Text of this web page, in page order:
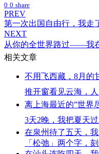
0 0 share
PREV
第一次出国自由行，我走
NEXT
从你的全世界路过——我
相关文章
不用飞西藏，8月
推开窗看见云海，
离上海最近的”世
3天2晚，我把夏天
在泉州待了五天，
「松弛」两个字，